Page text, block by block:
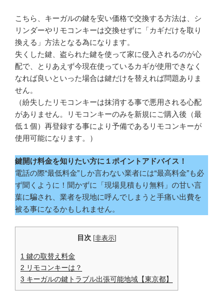
こちら、キーガルの鍵を安い価格で交換する方法は、シ
リンダーやリモコンキーは交換せずに「カギだけを取り
換える」方法となる為になります。
失くした鍵、盗られた鍵を使って家に侵入されるのが心
配で、とりあえず今現在使っているカギが使用できなく
なれば良いといった場合は鍵だけを替えれば問題ありま
せん。
（紛失したリモコンキーは抹消する事で悪用される心配
がありません。リモコンキーのみを新規にご購入後（最
低１個）再登録する事により予備であるリモコンキーが
使用可能になります。）
鍵開け料金を知りたい方に１ポイントアドバイス！
電話の際“最低料金”しか言わない業者には“最高料金”も必
ず聞くように！聞かずに「現場見積もり無料」の甘い言
葉に騙され、業者を現地に呼んでしまうと手痛い出費を
被る事になるかもしれません。
目次 [非表示]
1 鍵の取替え料金
2 リモコンキーは？
3 キーガルの鍵トラブル出張可能地域【東京都】